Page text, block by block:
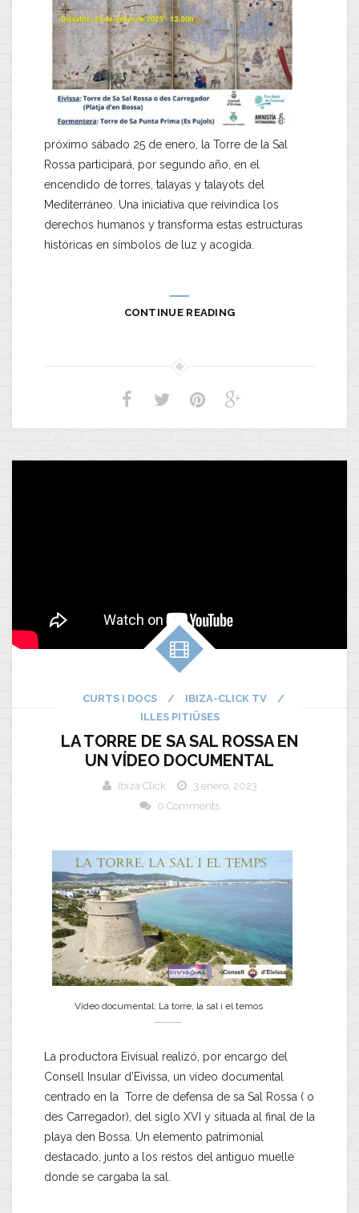
próximo sábado 25 de enero, la Torre de la Sal
Rossa participará, por segundo año, en el
encendido de torres, talayas y talayots del
Mediterráneo. Una iniciativa que reivindica los
derechos humanos y transforma estas estructuras
históricas en símbolos de luz y acogida.
CONTINUE READING
CURTS I DOCS / IBIZA-CLICK TV
/
ILLES PITIÜSES
LA TORRE DE SA SAL ROSSA EN
UN VÍDEO DOCUMENTAL
Ibiza Click
3 enero, 2023
0 Comments
Vídeo documental: La torre, la sal i el temos
La productora Eivisual realizó, por encargo del
Consell Insular d’Eivissa, un vídeo documental
centrado en la Torre de defensa de sa Sal Rossa ( o
des Carregador), del siglo XVI y situada al final de la
playa den Bossa. Un elemento patrimonial
destacado, junto a los restos del antiguo muelle
donde se cargaba la sal.